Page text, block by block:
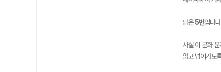
답은5번입니
사실 이 문화
읽고 넘어가도